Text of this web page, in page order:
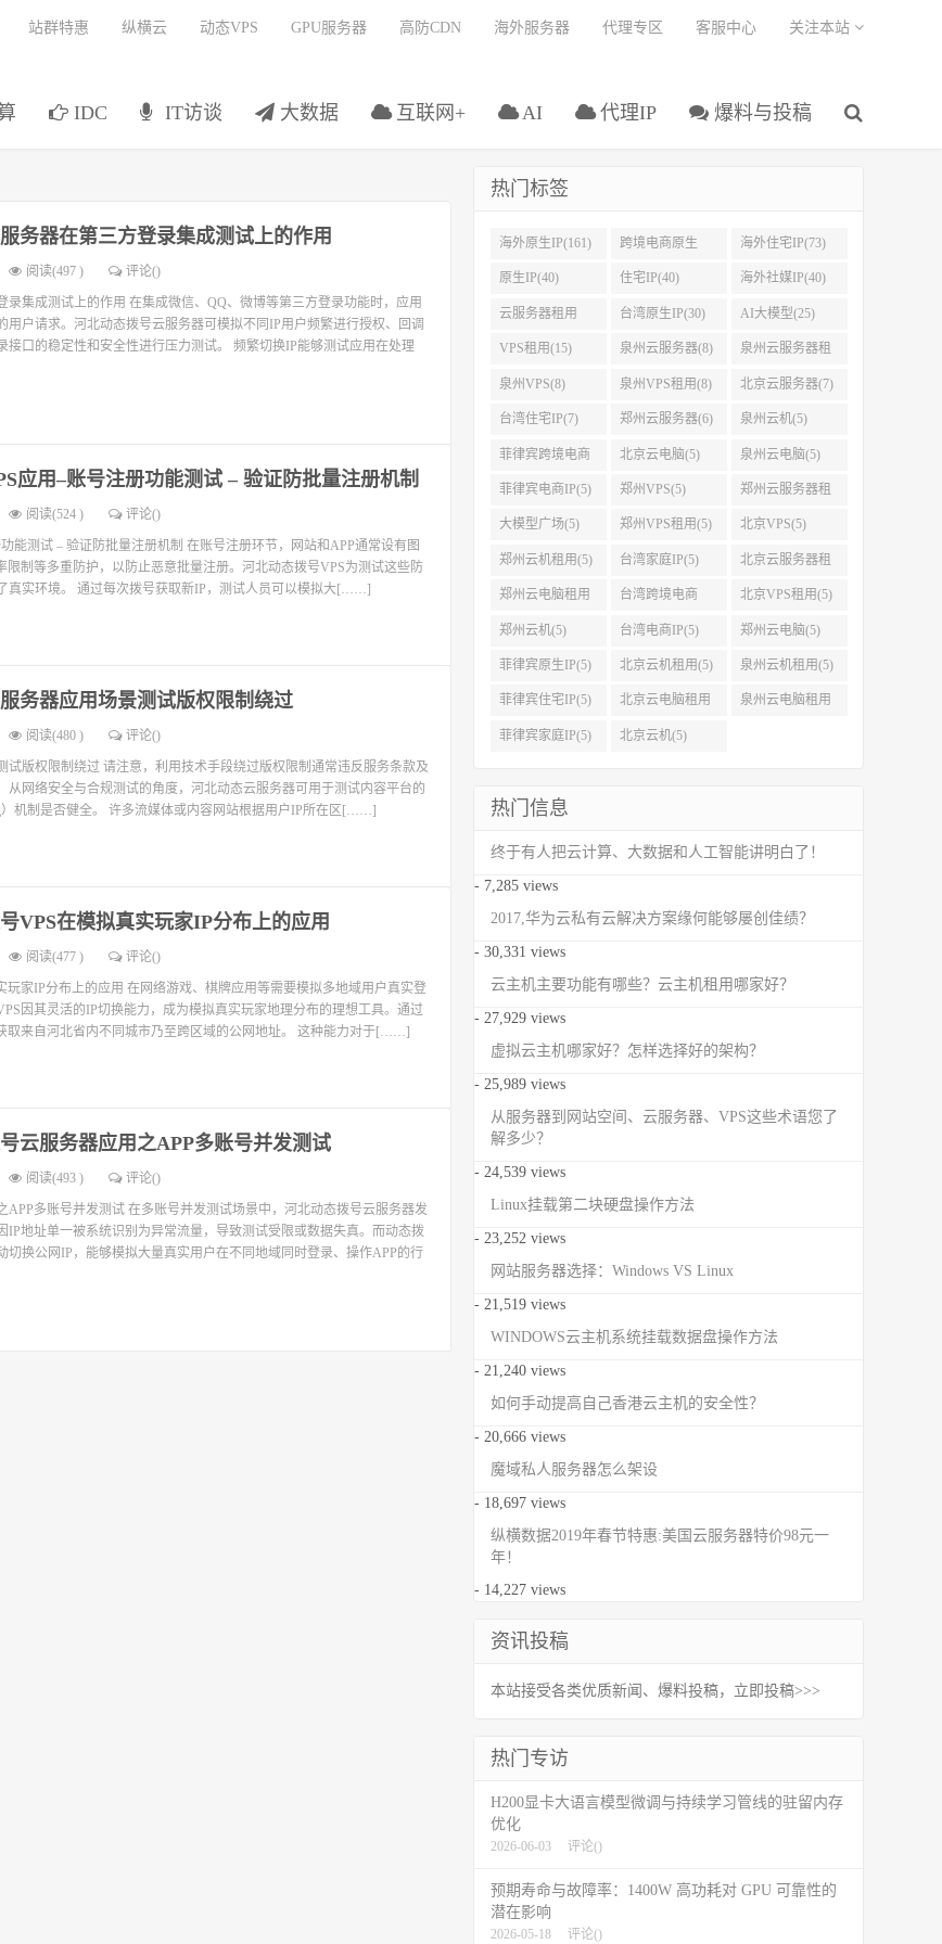
IDC IT访谈 大数据 互联网+ AI 代理IP 爆料与投稿
站群特惠 纵横云 动态VPS GPU服务器 高防CDN 海外服务器 代理专区 客服中心 关注本站
务器在第三方登录集成测试上的作用
阅读(497 ) 评论()
录集成测试上的作用 在集成微信、QQ、微博等第三方登录功能时，应用
用户请求。河北动态拨号云服务器可模拟不同IP用户频繁进行授权、回调
接口的稳定性和安全性进行压力测试。 频繁切换IP能够测试应用在处理
应用–账号注册功能测试 – 验证防批量注册机制
阅读(524 ) 评论()
能测试 – 验证防批量注册机制 在账号注册环节，网站和APP通常设有图
限制等多重防护，以防止恶意批量注册。河北动态拨号VPS为测试这些防
真实环境。 通过每次拨号获取新IP，测试人员可以模拟大[……]
务器应用场景测试版权限制绕过
阅读(480 ) 评论()
试版权限制绕过 请注意，利用技术手段绕过版权限制通常违反服务条款及
从网络安全与合规测试的角度，河北动态云服务器可用于测试内容平台的
）机制是否健全。 许多流媒体或内容网站根据用户IP所在区[……]
VPS在模拟真实玩家IP分布上的应用
阅读(477 ) 评论()
玩家IP分布上的应用 在网络游戏、棋牌应用等需要模拟多地域用户真实登
因其灵活的IP切换能力，成为模拟真实玩家地理分布的理想工具。通过
取来自河北省内不同城市乃至跨区域的公网地址。 这种能力对于[……]
云服务器应用之APP多账号并发测试
阅读(493 ) 评论()
APP多账号并发测试 在多账号并发测试场景中，河北动态拨号云服务器发
IP地址单一被系统识别为异常流量，导致测试受限或数据失真。而动态拨
切换公网IP，能够模拟大量真实用户在不同地域同时登录、操作APP的行
热门标签
海外原生IP(161) 跨境电商原生
IP(108)
海外住宅IP(73)
原生IP(40) 住宅IP(40) 海外社媒IP(40)
云服务器租用
(37)
台湾原生IP(30) AI大模型(25)
VPS租用(15) 泉州云服务器(8) 泉州云服务器租
用(8)
泉州VPS(8) 泉州VPS租用(8) 北京云服务器(7)
台湾住宅IP(7) 郑州云服务器(6) 泉州云机(5)
菲律宾跨境电商
IP(5)
北京云电脑(5) 泉州云电脑(5)
菲律宾电商IP(5) 郑州VPS(5) 郑州云服务器租
用(5)
大模型广场(5) 郑州VPS租用(5) 北京VPS(5)
郑州云机租用(5) 台湾家庭IP(5) 北京云服务器租
用(5)
郑州云电脑租用
(5)
台湾跨境电商
IP(5)
北京VPS租用(5)
郑州云机(5) 台湾电商IP(5) 郑州云电脑(5)
菲律宾原生IP(5) 北京云机租用(5) 泉州云机租用(5)
菲律宾住宅IP(5) 北京云电脑租用
(5)
泉州云电脑租用
菲律宾家庭IP(5) 北京云机(5)
热门信息
终于有人把云计算、大数据和人工智能讲明白了！
- 7,285 views
2017,华为云私有云解决方案缘何能够屡创佳绩？
- 30,331 views
云主机主要功能有哪些？云主机租用哪家好？
- 27,929 views
虚拟云主机哪家好？怎样选择好的架构？
- 25,989 views
从服务器到网站空间、云服务器、VPS这些术语您了
解多少？
- 24,539 views
Linux挂载第二块硬盘操作方法
- 23,252 views
网站服务器选择：Windows VS Linux
- 21,519 views
WINDOWS云主机系统挂载数据盘操作方法
- 21,240 views
如何手动提高自己香港云主机的安全性？
- 20,666 views
魔域私人服务器怎么架设
- 18,697 views
纵横数据2019年春节特惠:美国云服务器特价98元一
年！
- 14,227 views
资讯投稿
本站接受各类优质新闻、爆料投稿，立即投稿>>>
热门专访
H200显卡大语言模型微调与持续学习管线的驻留内存
优化
2026-06-03 评论()
预期寿命与故障率：1400W 高功耗对 GPU 可靠性的
潜在影响
2026-05-18 评论()